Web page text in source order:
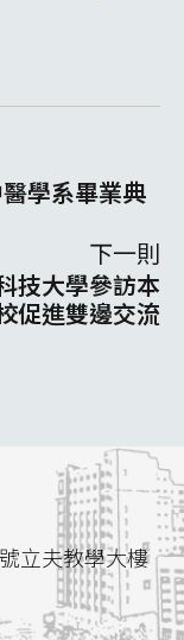
學系畢業典
下一則
技大學參訪本
促進雙邊交流
立夫教學大樓